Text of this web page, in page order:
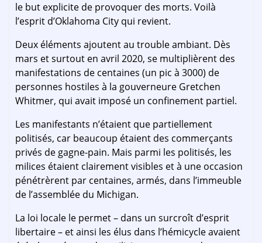
le but explicite de provoquer des morts. Voilà
l’esprit d’Oklahoma City qui revient.
Deux éléments ajoutent au trouble ambiant. Dès
mars et surtout en avril 2020, se multiplièrent des
manifestations de centaines (un pic à 3000) de
personnes hostiles à la gouverneure Gretchen
Whitmer, qui avait imposé un confinement partiel.
Les manifestants n’étaient que partiellement
politisés, car beaucoup étaient des commerçants
privés de gagne-pain. Mais parmi les politisés, les
milices étaient clairement visibles et à une occasion
pénétrèrent par centaines, armés, dans l’immeuble
de l’assemblée du Michigan.
La loi locale le permet – dans un surcroît d’esprit
libertaire – et ainsi les élus dans l’hémicycle avaient